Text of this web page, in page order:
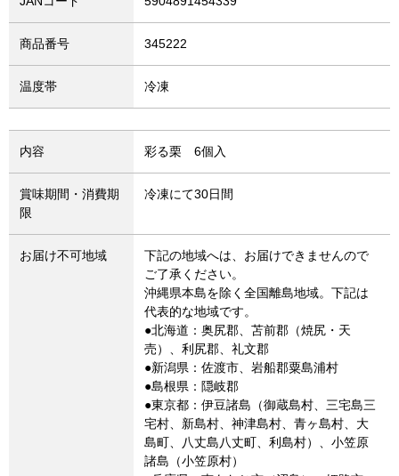
商品番号 345222
温度帯 冷凍
内容 彩る栗 6個入
賞味期間・消費期
限
冷凍にて30日間
お届け不可地域
下記の地域へは、お届けできませんので
ご了承ください。
沖縄県本島を除く全国離島地域。下記は
代表的な地域です。
●北海道：奥尻郡、苫前郡（焼尻・天
売）、利尻郡、礼文郡
●新潟県：佐渡市、岩船郡粟島浦村
●島根県：隠岐郡
●東京都：伊豆諸島（御蔵島村、三宅島三
宅村、新島村、神津島村、青ヶ島村、大
島町、八丈島八丈町、利島村）、小笠原
諸島（小笠原村）